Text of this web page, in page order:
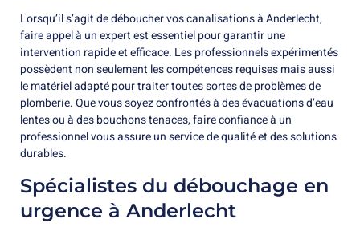
Lorsqu’il s’agit de déboucher vos canalisations à Anderlecht,
faire appel à un expert est essentiel pour garantir une
intervention rapide et efficace. Les professionnels expérimentés
possèdent non seulement les compétences requises mais aussi
le matériel adapté pour traiter toutes sortes de problèmes de
plomberie. Que vous soyez confrontés à des évacuations d’eau
lentes ou à des bouchons tenaces, faire confiance à un
professionnel vous assure un service de qualité et des solutions
durables.
Spécialistes du débouchage en
urgence à Anderlecht